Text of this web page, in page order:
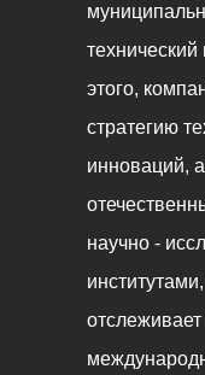
этого,
стратегию
инноваций,
научно -